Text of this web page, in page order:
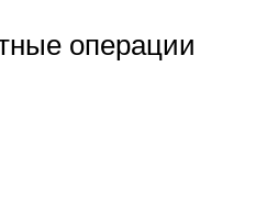
операции